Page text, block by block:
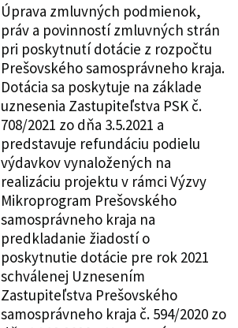
Úprava zmluvných podmienok,
práv a povinností zmluvných strán
pri poskytnutí dotácie z rozpočtu
Prešovského samosprávneho kraja.
Dotácia sa poskytuje na základe
uznesenia Zastupiteľstva PSK č.
708/2021 zo dňa 3.5.2021 a
predstavuje refundáciu podielu
výdavkov vynaložených na
realizáciu projektu v rámci Výzvy
Mikroprogram Prešovského
samosprávneho kraja na
predkladanie žiadostí o
poskytnutie dotácie pre rok 2021
schválenej Uznesením
Zastupiteľstva Prešovského
samosprávneho kraja č. 594/2020 zo